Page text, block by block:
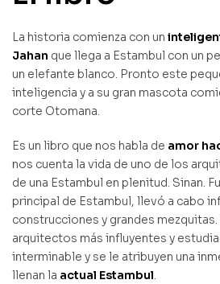
La historia comienza con un
Jahan que llega a Estambul con un
un elefante blanco. Pronto este
inteligencia y a su gran mascota
corte Otomana.
Es un libro que nos habla de amor
nos cuenta la vida de uno de los
de una Estambul en plenitud. Sinan.
principal de Estambul, llevó a cabo
construcciones y grandes mezquitas.
arquitectos más influyentes y
interminable y se le atribuyen una
llenan la actual Estambul